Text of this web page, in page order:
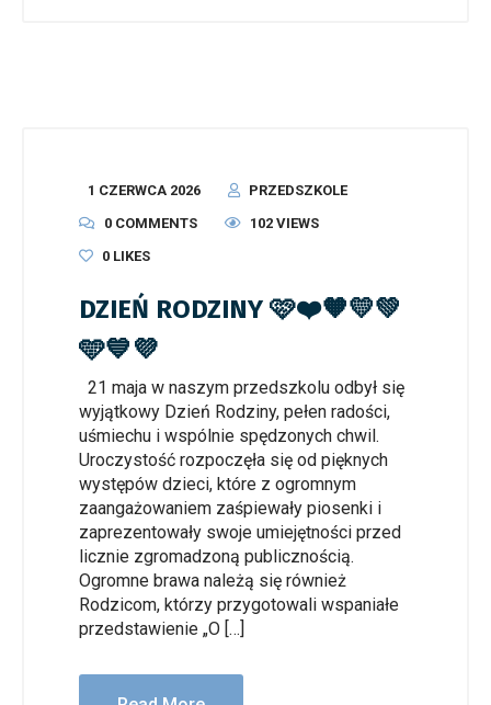
1 CZERWCA 2026
PRZEDSZKOLE
0 COMMENTS
102 VIEWS
0 LIKES
DZIEŃ RODZINY 🩷❤️🧡💛💚
🩵💙💜
21 maja w naszym przedszkolu odbył się
wyjątkowy Dzień Rodziny, pełen radości,
uśmiechu i wspólnie spędzonych chwil.
Uroczystość rozpoczęła się od pięknych
występów dzieci, które z ogromnym
zaangażowaniem zaśpiewały piosenki i
zaprezentowały swoje umiejętności przed
licznie zgromadzoną publicznością.
Ogromne brawa należą się również
Rodzicom, którzy przygotowali wspaniałe
przedstawienie „O […]